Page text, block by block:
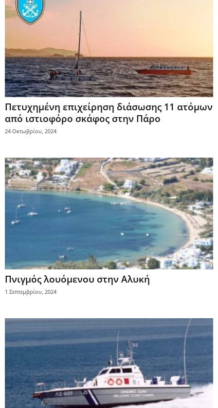
Πετυχημένη επιχείρηση διάσωσης 11 ατόμων
από ιστιοφόρο σκάφος στην Πάρο
24 Οκτωβρίου, 2024
Πνιγμός λουόμενου στην Αλυκή
1 Σεπτεμβρίου, 2024